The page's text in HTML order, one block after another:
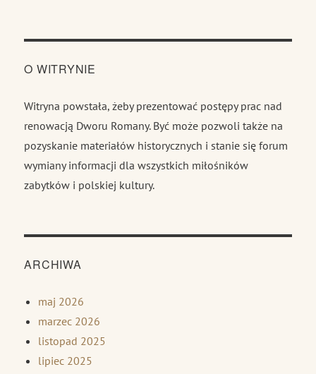
O WITRYNIE
Witryna powstała, żeby prezentować postępy prac nad
renowacją Dworu Romany. Być może pozwoli także na
pozyskanie materiałów historycznych i stanie się forum
wymiany informacji dla wszystkich miłośników
zabytków i polskiej kultury.
ARCHIWA
maj 2026
marzec 2026
listopad 2025
lipiec 2025